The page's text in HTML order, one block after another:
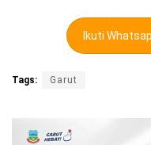
Ikuti
Tags: Garut